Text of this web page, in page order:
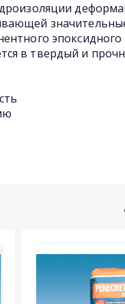
в твердый и